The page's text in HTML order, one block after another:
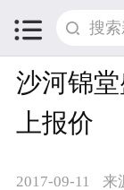

沙河锦
上报价
2017-09-11 来